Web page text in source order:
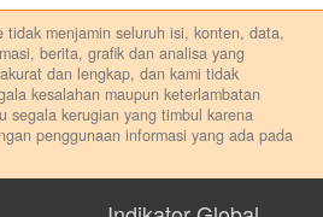
tidak menjamin seluruh isi, konten, data,
berita, grafik dan analisa yang
dan lengkap, dan kami tidak
kesalahan maupun keterlambatan
segala kerugian yang timbul karena
penggunaan informasi yang ada pada
anjuran, saran, rekomendasi untuk